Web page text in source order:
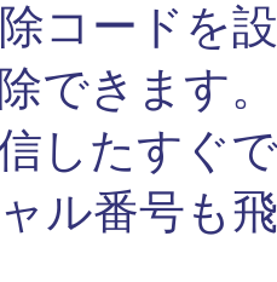
コードを
できます。
したすぐ
ル番号も